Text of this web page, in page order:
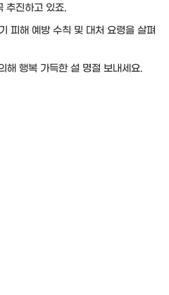
추진하고 있죠.
피해 예방 수칙 및 대처 요령을 살펴
해 행복 가득한 설 명절 보내세요.​